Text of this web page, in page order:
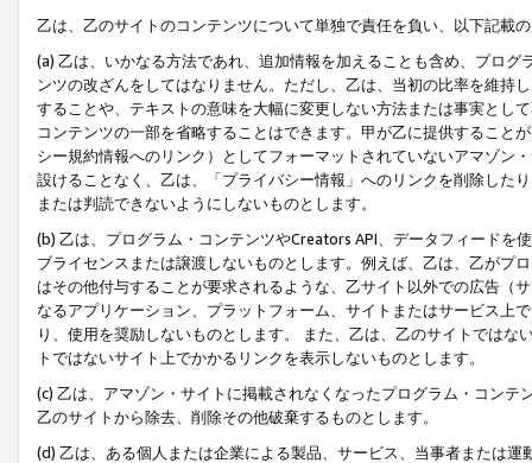
乙は、乙のサイトのコンテンツについて単独で責任を負い、以下記載
(a) 乙は、いかなる方法であれ、追加情報を加えることも含め、プロ
ンツの改ざんをしてはなりません。ただし、乙は、当初の比率を維持
することや、テキストの意味を大幅に変更しない方法または事実とし
コンテンツの一部を省略することはできます。甲が乙に提供すること
シー規約情報へのリンク）としてフォーマットされていないアマゾン
設けることなく、乙は、「プライバシー情報」へのリンクを削除した
または判読できないようにしないものとします。
(b) 乙は、プログラム・コンテンツやCreators API、データフィード
ブライセンスまたは譲渡しないものとします。例えば、乙は、乙がプ
はその他付与することが要求されるような、乙サイト以外での広告（
なるアプリケーション、プラットフォーム、サイトまたはサービス上
り、使用を奨励しないものとします。 また、乙は、乙のサイトでは
トではないサイト上でかかるリンクを表示しないものとします。
(c) 乙は、アマゾン・サイトに掲載されなくなったプログラム・コン
乙のサイトから除去、削除その他破棄するものとします。
(d) 乙は、ある個人または企業による製品、サービス、当事者または